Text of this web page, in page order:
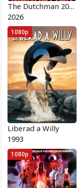
The Dutchman 2026
2026
Liberad a Willy
1993
1080p
1080p